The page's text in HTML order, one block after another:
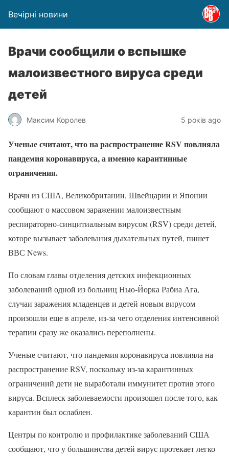
Вечірні новини
Врачи сообщили о вспышке
малоизвестного вируса среди
детей
Максим Королев 5 років ago
Ученые считают, что на распространение RSV повлияла
пандемия коронавируса, а именно карантинные
ограничения.
Врачи из США, Великобритании, Швейцарии и Японии
сообщают о массовом заражении малоизвестным
респираторно-синцитиальным вирусом (RSV) среди детей,
которе вызывает заболевания дыхательных путей, пишет
ВВС News.
По словам главы отделения детских инфекционных
заболеваний одной из больниц Нью-Йорка Рабиа Ага,
случаи заражения младенцев и детей новым вирусом
произошли еще в апреле, из-за чего отделения интенсивной
терапии сразу же оказались переполнены.
Ученые считают, что пандемия коронавируса повлияла на
распространение RSV, поскольку из-за карантинных
ограничений дети не выработали иммунитет против этого
вируса. Всплеск заболеваемости произошел после того, как
карантин был ослаблен.
Центры по контролю и профилактике заболеваний США
сообщают, что у большинства детей вирус протекает легко